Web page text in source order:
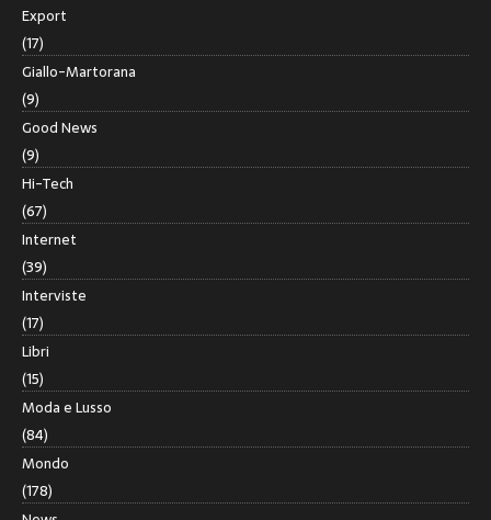
Export
(17)
Giallo-Martorana
(9)
Good News
(9)
Hi-Tech
(67)
Internet
(39)
Interviste
(17)
Libri
(15)
Moda e Lusso
(84)
Mondo
(178)